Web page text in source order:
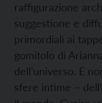
raffigurazione
suggestione e
primordiali ai
gomitolo di
dell’universo. E
sfere intime –